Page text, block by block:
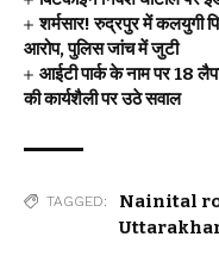
शर्मसार! रुद्रपुर में कलयुगी
आरोप, पुलिस जांच में जुटी
आईटी पार्क के नाम पर 18
की कार्यशैली पर उठे सवाल
TAGGED: Nainital